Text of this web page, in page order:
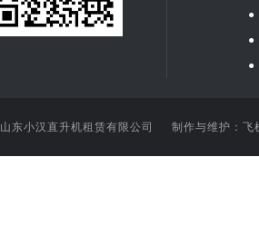
●
●
●
山东小汉直升机租赁有限公司 制作与维护： 飞